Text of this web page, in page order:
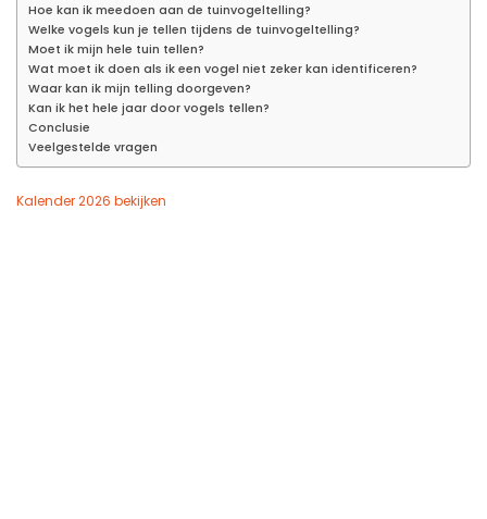
Hoe kan ik meedoen aan de tuinvogeltelling?
Welke vogels kun je tellen tijdens de tuinvogeltelling?
Moet ik mijn hele tuin tellen?
Wat moet ik doen als ik een vogel niet zeker kan identificeren?
Waar kan ik mijn telling doorgeven?
Kan ik het hele jaar door vogels tellen?
Conclusie
Veelgestelde vragen
Kalender 2026 bekijken